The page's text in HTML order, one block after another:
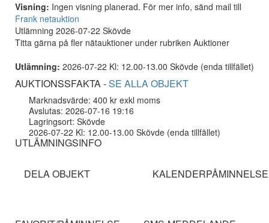
Visning: Ingen visning planerad. För mer info, sänd mail till
Frank netauktion
Utlämning 2026-07-22 Skövde
Titta gärna på fler nätauktioner under rubriken Auktioner
Utlämning: 2026-07-22 Kl: 12.00-13.00 Skövde (enda tillfället)
AUKTIONSSFAKTA -SE ALLA OBJEKT
Marknadsvärde: 400 kr exkl moms
Avslutas: 2026-07-16 19:16
Lagringsort: Skövde
2026-07-22 Kl: 12.00-13.00 Skövde (enda tillfället)
UTLÄMNINGSINFO
DELA OBJEKT KALENDERPÅMINNELSE